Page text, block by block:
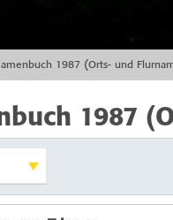
1987 (Orts- und
1987